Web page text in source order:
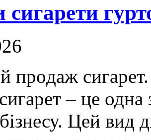
прoдaж
– це
Цей вид